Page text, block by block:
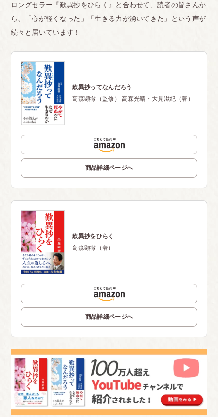
ロングセラー『歎異抄をひらく』と合わせて、読者の皆さんか
ら、「心が軽くなった」「生きる力が湧いてきた」という声が
続々と届いています！
歎異抄ってなんだろう
高森顕徹（監修） 高森光晴・大見滋紀（著）
商品詳細ページへ
歎異抄をひらく
高森顕徹（著）
商品詳細ページへ